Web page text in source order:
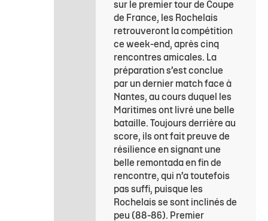
sur le premier tour de Coupe
de France, les Rochelais
retrouveront la compétition
ce week-end, après cinq
rencontres amicales. La
préparation s’est conclue
par un dernier match face à
Nantes, au cours duquel les
Maritimes ont livré une belle
bataille. Toujours derrière au
score, ils ont fait preuve de
résilience en signant une
belle remontada en fin de
rencontre, qui n’a toutefois
pas suffi, puisque les
Rochelais se sont inclinés de
peu (88-86). Premier